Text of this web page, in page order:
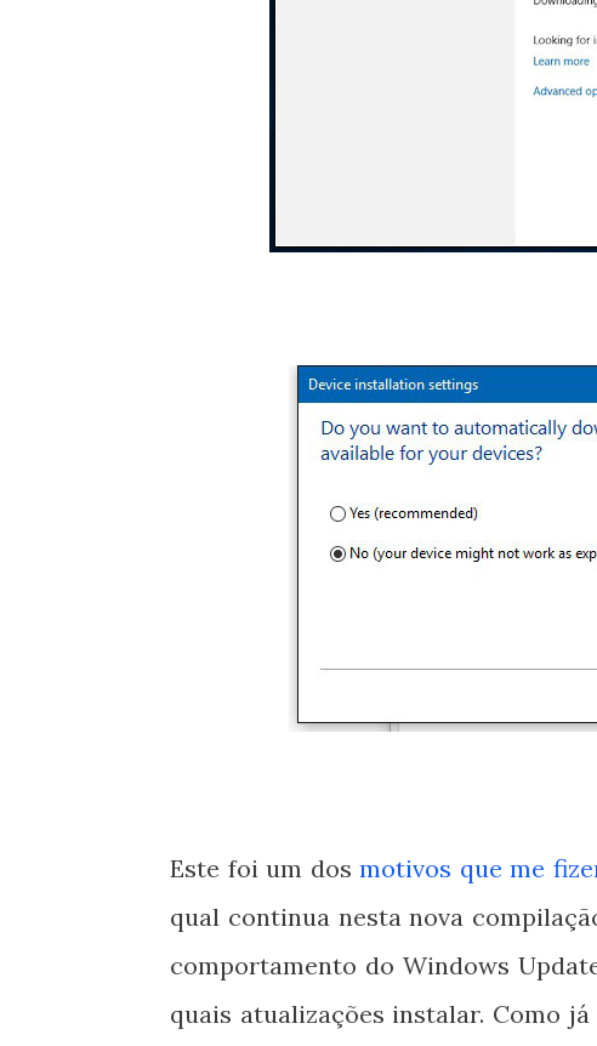
Este foi um dos motivos que me
qual continua nesta nova
comportamento do Windows
quais atualizações instalar. Como